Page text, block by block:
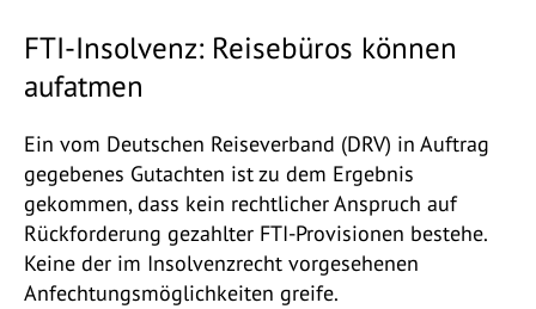
FTI-Insolvenz: Reisebüros können
aufatmen
Ein vom Deutschen Reiseverband (DRV) in Auftrag
gegebenes Gutachten ist zu dem Ergebnis
gekommen, dass kein rechtlicher Anspruch auf
Rückforderung gezahlter FTI-Provisionen bestehe.
Keine der im Insolvenzrecht vorgesehenen
Anfechtungsmöglichkeiten greife.